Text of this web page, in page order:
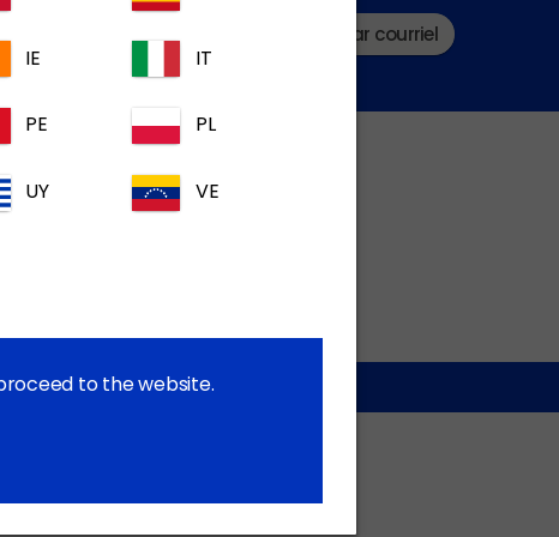
Soumettre une question par courriel
IE IT
PE PL
UY VE
to the website.